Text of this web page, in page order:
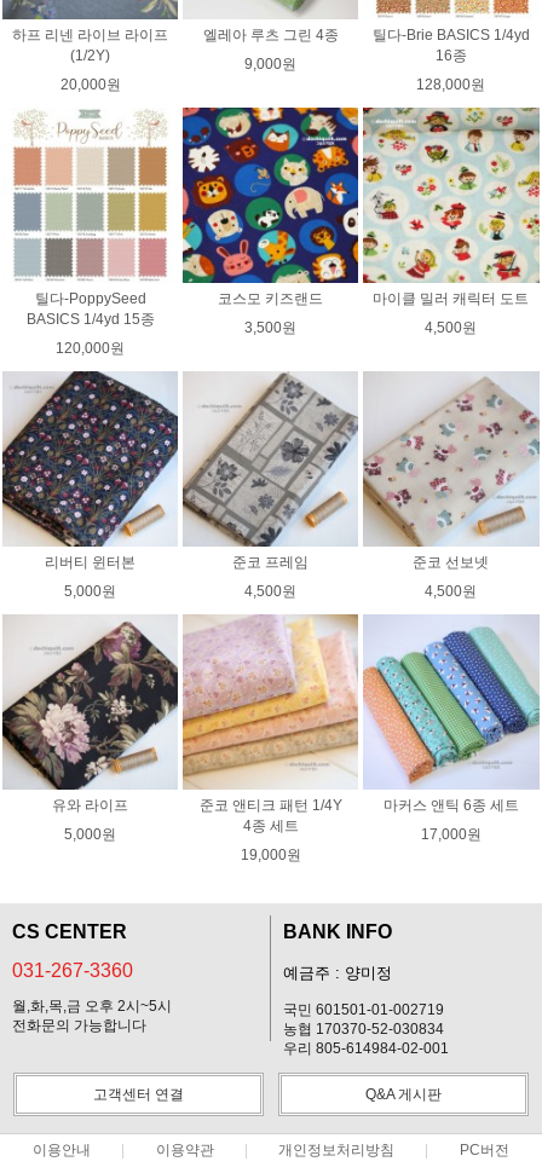
하프 리넨 라이브 라이프
(1/2Y)
20,000원
엘레아 루츠 그린 4종
9,000원
틸다-Brie BASICS 1/4yd
16종
128,000원
틸다-PoppySeed
BASICS 1/4yd 15종
120,000원
코스모 키즈랜드
3,500원
마이클 밀러 캐릭터 도트
4,500원
리버티 윈터본
5,000원
준코 프레임
4,500원
준코 선보넷
4,500원
유와 라이프
5,000원
준코 앤티크 패턴 1/4Y
4종 세트
19,000원
마커스 앤틱 6종 세트
17,000원
CS CENTER
031-267-3360
월,화,목,금 오후 2시~5시
전화문의 가능합니다
BANK INFO
예금주 : 양미정
국민 601501-01-002719
농협 170370-52-030834
우리 805-614984-02-001
고객센터 연결 Q&A 게시판
이용안내 이용약관 개인정보처리방침 PC버전